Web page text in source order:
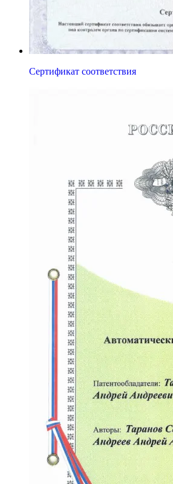
Сертификат соответствия